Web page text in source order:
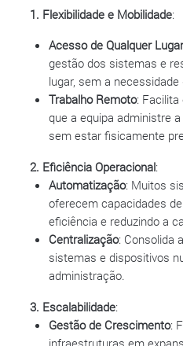
1. Flexibilidade e Mobilidade:
Acesso de Qualquer
gestão dos sistemas e
lugar, sem a
Trabalho Remoto:
que a equipa administre
sem estar fisicamente
2. Eficiência Operacional:
Automatização: Muitos
oferecem capacidades
eficiência e reduzindo a
Centralização: Consolida
sistemas e dispositivos
administração.
3. Escalabilidade:
Gestão de Crescimento:
infraestruturas em